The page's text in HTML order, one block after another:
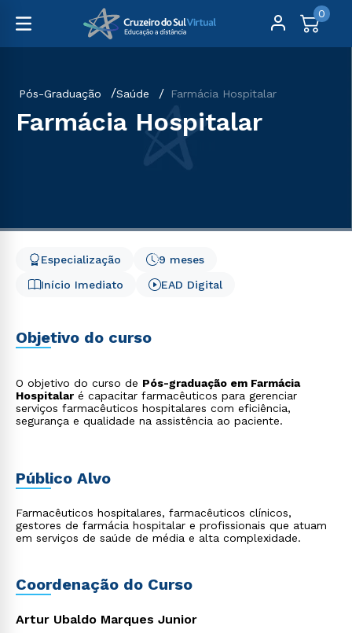
0
Pós-Graduação Saúde Farmácia Hospitalar
Farmácia Hospitalar
Início Imediato
9 meses
Especialização
EAD Digital
Objetivo do curso
O objetivo do curso de Pós-graduação em Farmácia
Hospitalar é capacitar farmacêuticos para gerenciar
serviços farmacêuticos hospitalares com eficiência,
segurança e qualidade na assistência ao paciente.
Público Alvo
Farmacêuticos hospitalares, farmacêuticos clínicos,
gestores de farmácia hospitalar e profissionais que atuam
em serviços de saúde de média e alta complexidade.
Coordenação do Curso
Artur Ubaldo Marques Junior